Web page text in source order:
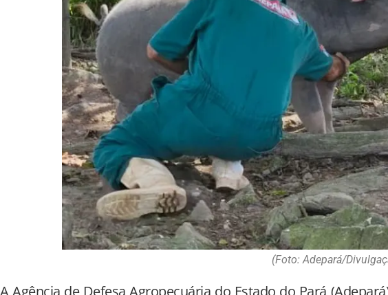
(Foto: Adepará/
A Agência de Defesa Agropecuária do Estado do Pará